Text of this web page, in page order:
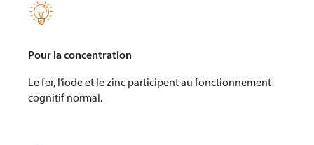

Pour la concentration
Le fer, l’iode et le zinc participent au fonctionnement
cognitif normal.